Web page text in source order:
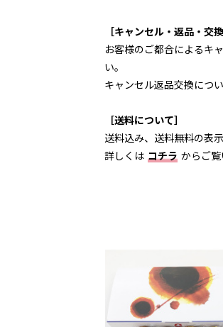
［キャンセル・返品・交
お客様のご都合によるキ
い。
キャンセル返品交換につ
［送料について］
送料込み、送料無料の表
詳しくは コチラ からご覧